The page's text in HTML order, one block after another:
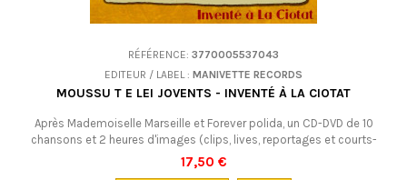
RÉFÉRENCE: 3770005537043
EDITEUR / LABEL : MANIVETTE RECORDS
MOUSSU T E LEI JOVENTS - INVENTÉ À LA CIOTAT
Après Mademoiselle Marseille et Forever polida, un CD-DVD de 10
chansons et 2 heures d'images (clips, lives, reportages et courts-
métrages par les meilleurs réalisateurs d’Occitanie) : de quoi entendre
le groupe, le voir en concert et voyager dans son univers.
17,50 €